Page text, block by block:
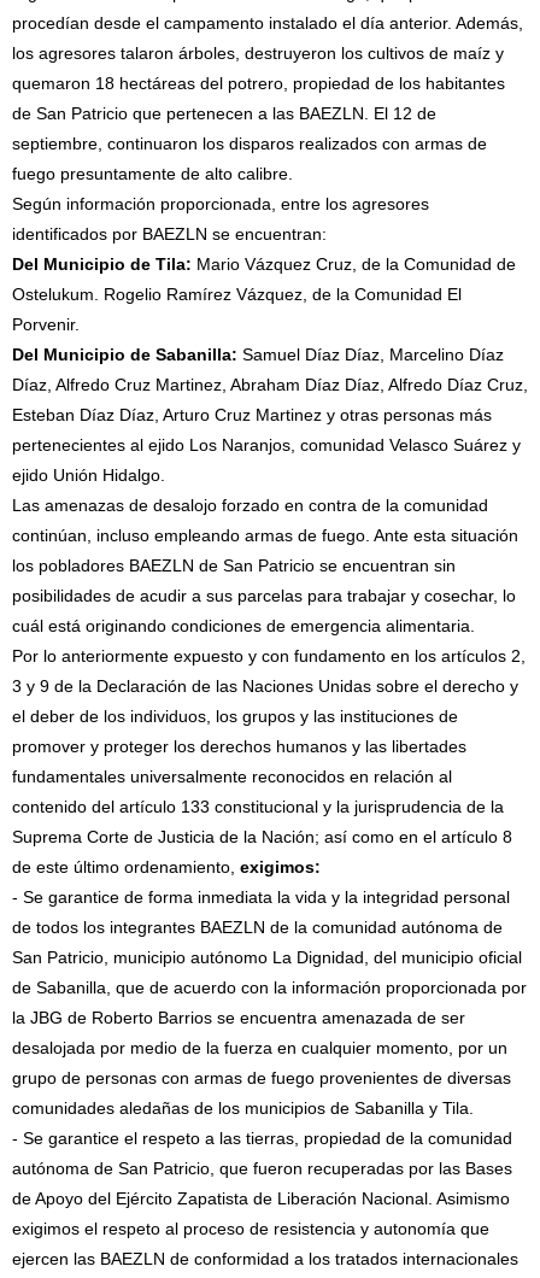
procedían desde el campamento instalado el día anterior. Además,
los agresores talaron árboles, destruyeron los cultivos de maíz y
quemaron 18 hectáreas del potrero, propiedad de los habitantes
de San Patricio que pertenecen a las BAEZLN. El 12 de
septiembre, continuaron los disparos realizados con armas de
fuego presuntamente de alto calibre.
Según información proporcionada, entre los agresores
identificados por BAEZLN se encuentran:
Del Municipio de Tila: Mario Vázquez Cruz, de la Comunidad de
Ostelukum. Rogelio Ramírez Vázquez, de la Comunidad El
Porvenir.
Del Municipio de Sabanilla: Samuel Díaz Díaz, Marcelino Díaz
Díaz, Alfredo Cruz Martinez, Abraham Díaz Díaz, Alfredo Díaz Cruz,
Esteban Díaz Díaz, Arturo Cruz Martinez y otras personas más
pertenecientes al ejido Los Naranjos, comunidad Velasco Suárez y
ejido Unión Hidalgo.
Las amenazas de desalojo forzado en contra de la comunidad
continúan, incluso empleando armas de fuego. Ante esta situación
los pobladores BAEZLN de San Patricio se encuentran sin
posibilidades de acudir a sus parcelas para trabajar y cosechar, lo
cuál está originando condiciones de emergencia alimentaria.
Por lo anteriormente expuesto y con fundamento en los artículos 2,
3 y 9 de la Declaración de las Naciones Unidas sobre el derecho y
el deber de los individuos, los grupos y las instituciones de
promover y proteger los derechos humanos y las libertades
fundamentales universalmente reconocidos en relación al
contenido del artículo 133 constitucional y la jurisprudencia de la
Suprema Corte de Justicia de la Nación; así como en el artículo 8
de este último ordenamiento, exigimos:
- Se garantice de forma inmediata la vida y la integridad personal
de todos los integrantes BAEZLN de la comunidad autónoma de
San Patricio, municipio autónomo La Dignidad, del municipio oficial
de Sabanilla, que de acuerdo con la información proporcionada por
la JBG de Roberto Barrios se encuentra amenazada de ser
desalojada por medio de la fuerza en cualquier momento, por un
grupo de personas con armas de fuego provenientes de diversas
comunidades aledañas de los municipios de Sabanilla y Tila.
- Se garantice el respeto a las tierras, propiedad de la comunidad
autónoma de San Patricio, que fueron recuperadas por las Bases
de Apoyo del Ejército Zapatista de Liberación Nacional. Asimismo
exigimos el respeto al proceso de resistencia y autonomía que
ejercen las BAEZLN de conformidad a los tratados internacionales